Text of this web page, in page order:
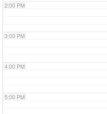
2:00 PM
3:00 PM
4:00 PM
5:00 PM